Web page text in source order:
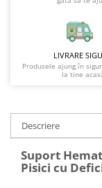
LIVRARE
Produsele ajung în
la tine
Descriere
Suport
Pisici cu